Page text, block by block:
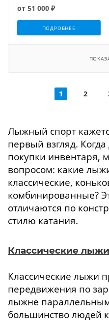
от 51 000 ₽
ПОДРОБНЕЕ
1 2
Лыжный спорт
первый взгляд.
покупки инвентаря,
вопросом: какие
классические,
комбинированные?
отличаются по
стилю катания.
Классические лыжи
Классические лыжи
передвижения по
лыжне
большинство людей